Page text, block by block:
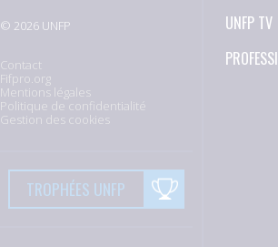
© 2026 UNFP
Contact
Fifpro.org
Mentions légales
Politique de confidentialité
Gestion des cookies
TROPHÉES UNFP
UNFP TV